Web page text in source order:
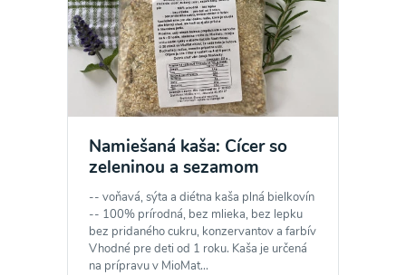
Namiešaná kaša: Cícer so
zeleninou a sezamom
-- voňavá, sýta a diétna kaša plná bielkovín
-- 100% prírodná, bez mlieka, bez lepku
bez pridaného cukru, konzervantov a farbív
Vhodné pre deti od 1 roku. Kaša je určená
na prípravu v MioMat...